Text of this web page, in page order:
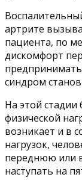
артрите
пациента, по
дискомфорт
синдром
На этой стадии
физической
возникает и в
нагрузок,
переднюю или
наступать на